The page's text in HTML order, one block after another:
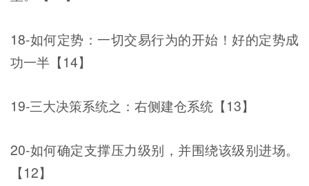
18-如何定势：一切交易行为的开始！好的定势成
功一半【14】
19-三大决策系统之：右侧建仓系统【13】
20-如何确定支撑压力级别，并围绕该级别进场。
【12】